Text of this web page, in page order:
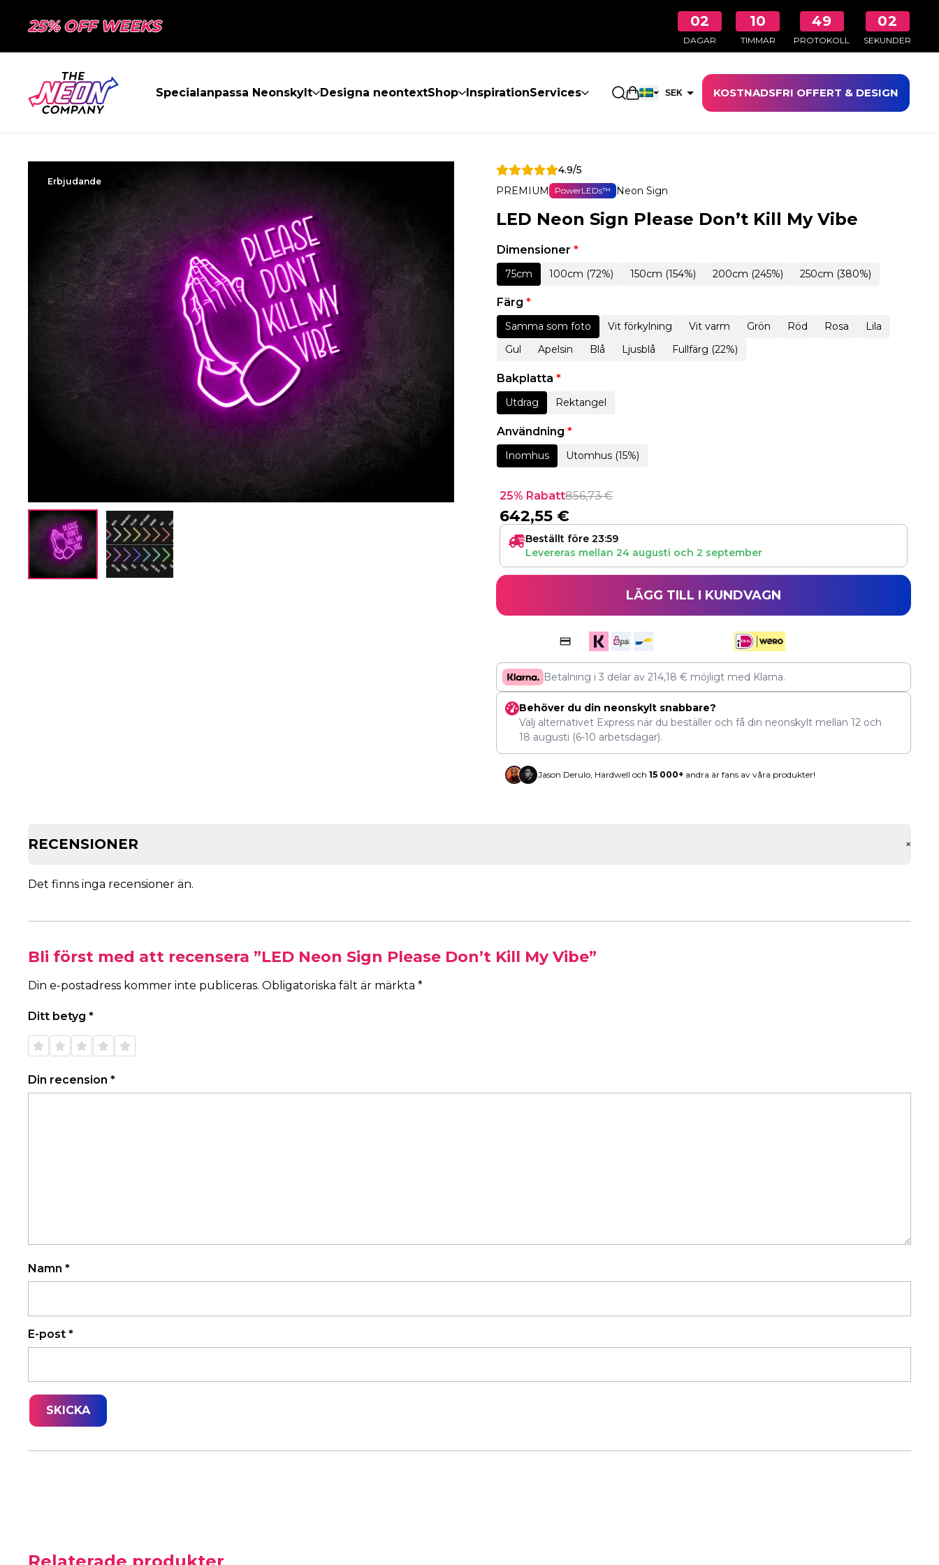
25% OFF WEEKS 02
DAGAR
10
TIMMAR
49
PROTOKOLL
01
SEKUNDER
Specialanpassa Neonskylt Designa neontextShop InspirationServices Öppna kundkorgen
SEK KOSTNADSFRI OFFERT & DESIGN
Erbjudande
4.9/5
PREMIUM
PowerLEDs™ Neon Sign
LED Neon Sign Please Don’t Kill My Vibe
Dimensioner *
75cm 100cm (72%) 150cm (154%) 200cm (245%) 250cm (380%)
Färg *
Samma som foto Vit förkylning Vit varm Grön Röd Rosa
Lila
Gul
Apelsin Blå Ljusblå Fullfärg (22%)
Bakplatta *
Utdrag Rektangel
Användning *
Inomhus Utomhus (15%)
25% Rabatt856,73€
642,55 €
Beställt före 23:59
Levereras mellan 24 augusti och 2 september
LÄGG TILL I KUNDVAGN
Betalning i 3 delar av214,18€ möjligt med Klarna.
Behöver du din neonskylt snabbare?
Välj alternativet Express när du beställer och få din neonskylt mellan 12och
18 augusti (6-10 arbetsdagar).
Jason Derulo, Hardwell och 15 000+andra är fans av våra produkter!
RECENSIONER +
Det finns inga recensioner än.
Bli först med att recensera ”LED Neon Sign Please Don’t Kill My Vibe”
Din e-postadress kommer inte publiceras. Obligatoriska fält är märkta *
Ditt betyg *
1 av 5
stjärnor
2 av 5
stjärnor
3 av 5
stjärnor
4 av 5
stjärnor
5 av 5
stjärnor
Din recension *
Namn *
E-post *